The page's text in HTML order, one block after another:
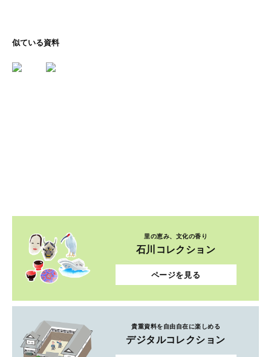
似ている資料
里の恵み、文化の香り
石川コレクション
ページを見る
貴重資料を自由自在に楽しめる
デジタルコレクション